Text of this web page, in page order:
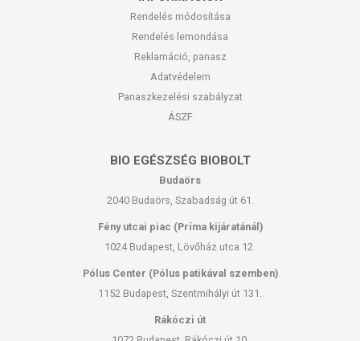
Rendelés módosítása
Rendelés lemondása
Reklamáció, panasz
Adatvédelem
Panaszkezelési szabályzat
ÁSZF
BIO EGÉSZSÉG BIOBOLT
Budaörs
2040 Budaörs, Szabadság út 61.
Fény utcai piac (Príma kijáratánál)
1024 Budapest, Lövőház utca 12.
Pólus Center (Pólus patikával szemben)
1152 Budapest, Szentmihályi út 131.
Rákóczi út